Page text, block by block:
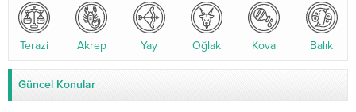
Terazi Akrep Yay Oğlak Kova Balık
Güncel Konular